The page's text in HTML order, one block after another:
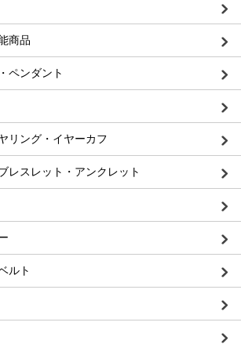
商品
ペンダント
リング・イヤーカフ
レスレット・アンクレット
ルト